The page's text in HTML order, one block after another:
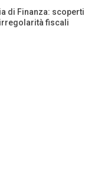
di Finanza: scoperti
fiscali